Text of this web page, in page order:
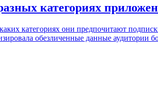
категориях
категориях они предпочитают
обезличенные данные аудитории